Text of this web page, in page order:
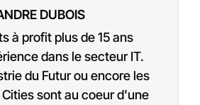
DUBOIS
à profit plus de 15 ans
dans le secteur IT.
du Futur ou encore les
sont au coeur d'une